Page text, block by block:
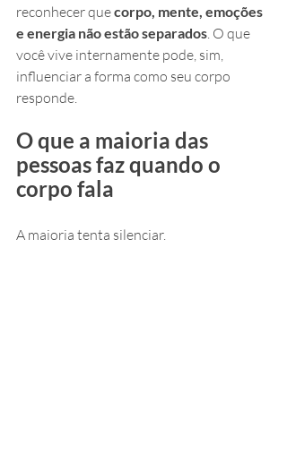
reconhecer que corpo, mente, emoções
e energia não estão separados . O que
você vive internamente pode, sim,
influenciar a forma como seu corpo
responde.
O que a maioria das
pessoas faz quando o
corpo fala
A maioria tenta silenciar.